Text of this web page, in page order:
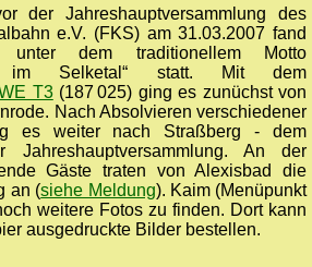
der Jahreshauptversammlung des
e.V. (FKS) am 31.03.2007 fand
unter dem traditionellem Motto
im Selketal“ statt. Mit dem
T3(187 025) ging es zunüchst von
Nach Absolvieren verschiedener
es weiter nach Straßberg - dem
Jahreshauptversammlung. An der
Gäste traten von Alexisbad die
an (siehe Meldung). Kaim (Menüpunkt
weitere Fotos zu finden. Dort kann
ausgedruckte Bilder bestellen.